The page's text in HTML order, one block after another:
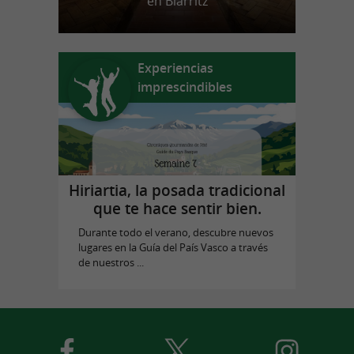
Experiencias
imprescindibles
Hiriartia, la posada tradicional
que te hace sentir bien.
Durante todo el verano, descubre nuevos
lugares en la Guía del País Vasco a través
de nuestros ...